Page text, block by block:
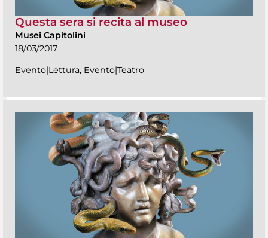
Questa sera si recita al museo
Musei Capitolini
18/03/2017
Evento|Lettura, Evento|Teatro